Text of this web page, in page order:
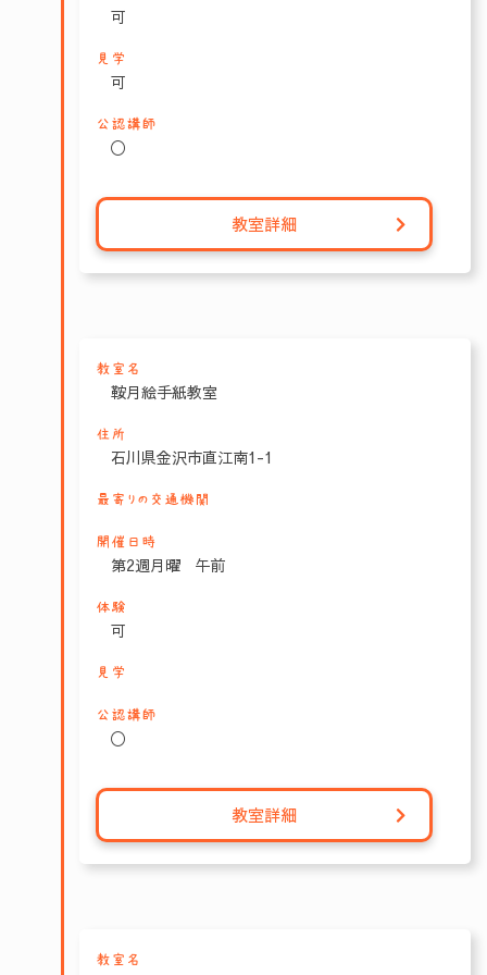
可
見学
可
公認講師
〇
教室詳細
教室名
鞍月絵手紙教室
住所
石川県金沢市直江南1-1
最寄りの交通機関
開催日時
第2週月曜 午前
体験
可
見学
公認講師
〇
教室詳細
教室名